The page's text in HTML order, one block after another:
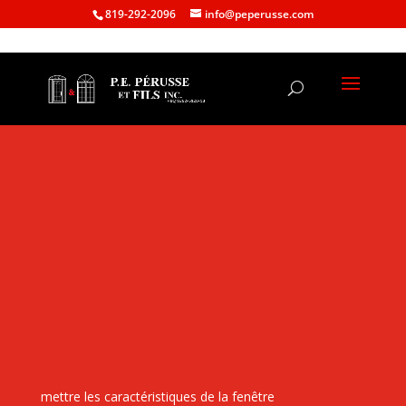
819-292-2096 info@peperusse.com
mettre les caractéristiques de la fenêtre